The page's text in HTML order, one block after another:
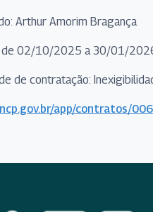
Arthur Amorim Bragança
de 02/10/2025 a 30/01/
de contratação:
app/contratos/